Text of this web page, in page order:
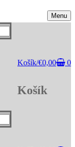
Menu
Košík/€0,00 0
Košík